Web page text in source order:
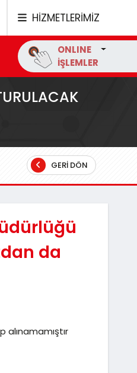
HİZMETLERİMİZ
ONLINE
İŞLEMLER
GERI DÖN
da
alınamamıştır